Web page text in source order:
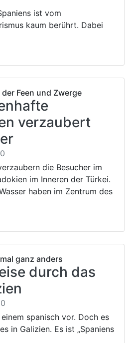
ist vom
kaum berührt. Dabei
Feen und Zwerge
verzaubert
die Besucher im
im Inneren der Türkei.
haben im Zentrum des
ganz anders
durch das
spanisch vor. Doch es
in Galizien. Es ist „Spaniens